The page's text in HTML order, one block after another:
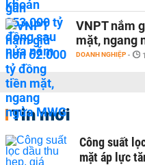
VNPT nắm
mặt, ngang
DOANH NGHIỆP -
Tin mới
Công suất
mặt áp lực